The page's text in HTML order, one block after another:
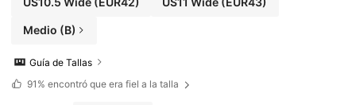
Medio (B)
Guía de Tallas
91% encontró que era fiel a la talla